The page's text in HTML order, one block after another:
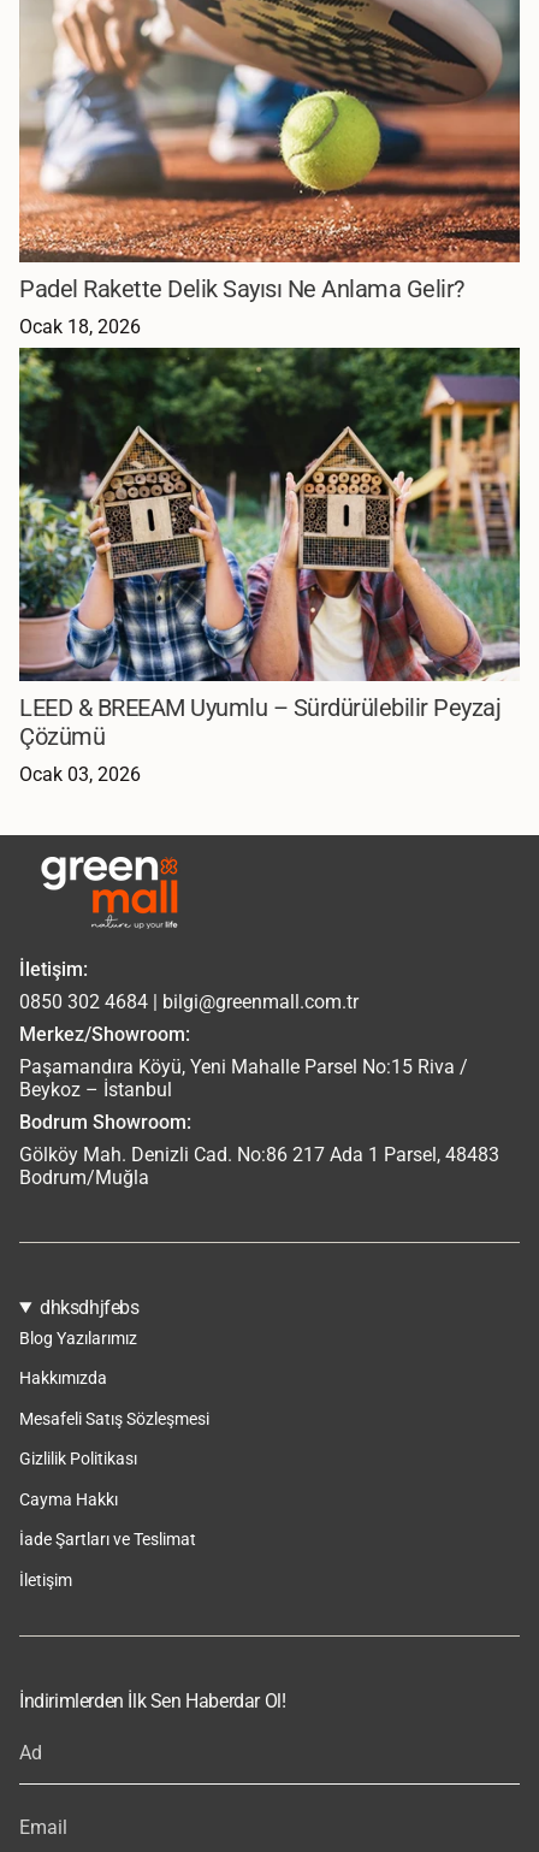
Padel Rakette Delik Sayısı Ne Anlama Gelir?
Ocak 18, 2026
LEED & BREEAM Uyumlu – Sürdürülebilir Peyzaj
Çözümü
Ocak 03, 2026
İletişim:
0850 302 4684 | bilgi@greenmall.com.tr
Merkez/Showroom:
Paşamandıra Köyü, Yeni Mahalle Parsel No:15 Riva /
Beykoz – İstanbul
Bodrum Showroom:
Gölköy Mah. Denizli Cad. No:86 217 Ada 1 Parsel, 48483
Bodrum/Muğla
dhksdhjfebs
Blog Yazılarımız
Hakkımızda
Mesafeli Satış Sözleşmesi
Gizlilik Politikası
Cayma Hakkı
İade Şartları ve Teslimat
İletişim
İndirimlerden İlk Sen Haberdar Ol!